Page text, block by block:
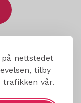
nettstedet
tilby
trafikken vår.